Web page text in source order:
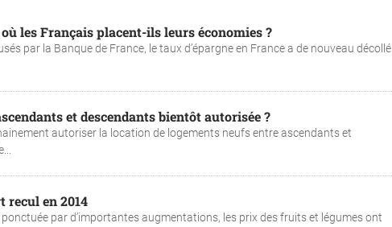
les Français placent-ils leurs économies ?
par la Banque de France, le taux d’épargne en France a de nouveau décollé
et descendants bientôt autorisée ?
autoriser la location de logements neufs entre ascendants et
recul en 2014
ponctuée par d’importantes augmentations, les prix des fruits et légumes ont